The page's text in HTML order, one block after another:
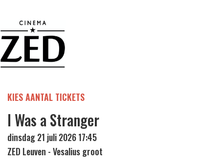
KIES AANTAL TICKETS
I Was a Stranger
dinsdag 21 juli 2026 17:45
ZED Leuven - Vesalius groot